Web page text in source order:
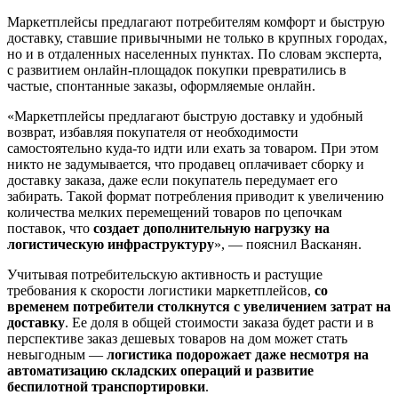
Маркетплейсы предлагают потребителям комфорт и быструю
доставку, ставшие привычными не только в крупных городах,
но и в отдаленных населенных пунктах. По словам эксперта,
с развитием онлайн-площадок покупки превратились в
частые, спонтанные заказы, оформляемые онлайн.
«Маркетплейсы предлагают быструю доставку и удобный
возврат, избавляя покупателя от необходимости
самостоятельно куда-то идти или ехать за товаром. При этом
никто не задумывается, что продавец оплачивает сборку и
доставку заказа, даже если покупатель передумает его
забирать. Такой формат потребления приводит к увеличению
количества мелких перемещений товаров по цепочкам
поставок, что создает дополнительную нагрузку на
логистическую инфраструктуру», — пояснил Васканян.
Учитывая потребительскую активность и растущие
требования к скорости логистики маркетплейсов, со
временем потребители столкнутся с увеличением затрат на
доставку. Ее доля в общей стоимости заказа будет расти и в
перспективе заказ дешевых товаров на дом может стать
невыгодным — логистика подорожает даже несмотря на
автоматизацию складских операций и развитие
беспилотной транспортировки.